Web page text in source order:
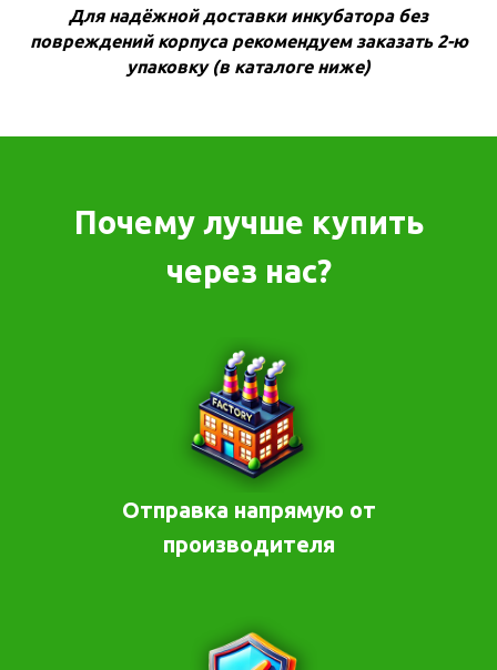
Для надёжной доставки инкубатора без
повреждений корпуса рекомендуем заказать 2-ю
упаковку (в каталоге ниже)
Почему лучше купить
через нас?
Отправка напрямую от
производителя